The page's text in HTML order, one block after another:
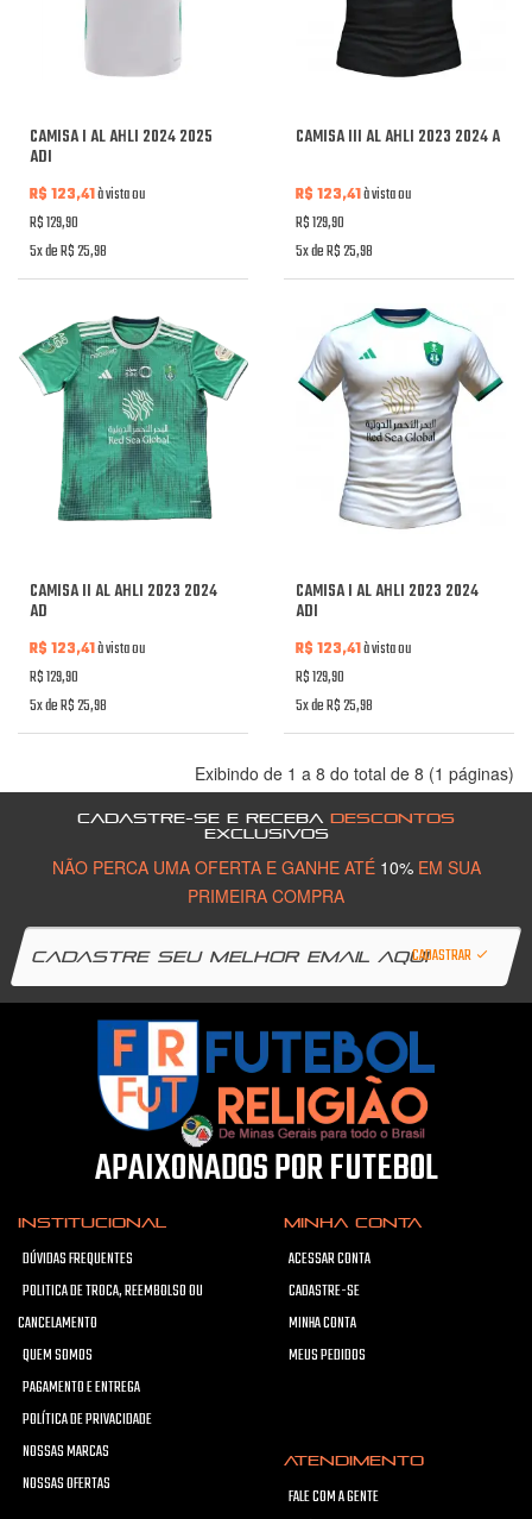
CAMISA I AL AHLI 2024 2025
ADI
R$ 123,41à vista ou
R$ 129,90
5x de R$ 25,98
CAMISA III AL AHLI 2023 2024 A
R$ 123,41à vista ou
R$ 129,90
5x de R$ 25,98
CAMISA II AL AHLI 2023 2024
AD
R$ 123,41à vista ou
R$ 129,90
5x de R$ 25,98
CAMISA I AL AHLI 2023 2024
ADI
R$ 123,41à vista ou
R$ 129,90
5x de R$ 25,98
Exibindo de 1 a 8 do total de 8 (1 páginas)
CADASTRE-SE E RECEBA DESCONTOS
EXCLUSIVOS
NÃO PERCA UMA OFERTA E GANHE ATÉ 10%EM SUA
PRIMEIRA COMPRA
CADASTRAR
APAIXONADOS POR FUTEBOL
INSTITUCIONAL
DÚVIDAS FREQUENTES
POLITICA DE TROCA, REEMBOLSO OU
CANCELAMENTO
QUEM SOMOS
PAGAMENTO E ENTREGA
POLÍTICA DE PRIVACIDADE
NOSSAS MARCAS
NOSSAS OFERTAS
MINHA CONTA
ACESSAR CONTA
CADASTRE-SE
MINHA CONTA
MEUS PEDIDOS
ATENDIMENTO
FALE COM A GENTE